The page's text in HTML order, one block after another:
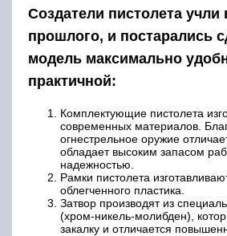
Создатели пистолета учли
прошлого, и постарались
модель максимально
практичной:
Комплектующие пистолета
современных материалов.
огнестрельное оружие
обладает высоким запасом
надежностью.
Рамки пистолета
облегченного пластика.
Затвор производят из
(хром-никель-молибден),
закалку и отличается